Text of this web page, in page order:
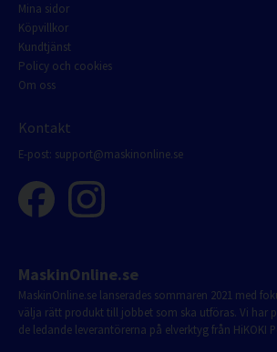
Mina sidor
Köpvillkor
Kundtjänst
Policy och cookies
Om oss
Kontakt
E-post: support@maskinonline.se
MaskinOnline.se
MaskinOnline.se lanserades sommaren 2021 med
välja rätt produkt till jobbet som ska utföras. Vi har
de ledande leverantörerna på elverktyg från HiKOKI